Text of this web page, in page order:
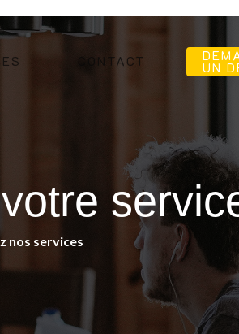
CONTACT UN
nos services